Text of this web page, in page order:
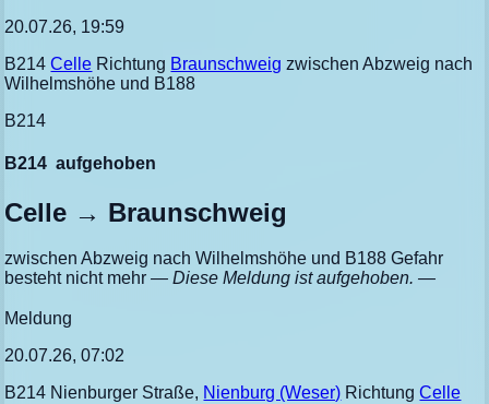
20.07.26, 19:59
B214Celle Richtung Braunschweig zwischen Abzweig nach
Wilhelmshöhe und B188
B214
B214 aufgehoben
Celle → Braunschweig
zwischen Abzweig nach Wilhelmshöhe und B188 Gefahr
besteht nicht mehr— Diese Meldung ist aufgehoben. —
Meldung
20.07.26, 07:02
B214 Nienburger Straße, Nienburg (Weser) RichtungCelle